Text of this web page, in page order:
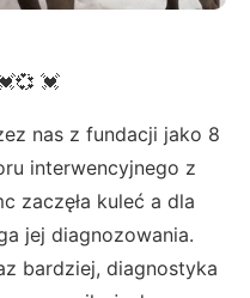
💓
nas z fundacji jako 8
interwencyjnego z
zaczęła kuleć a dla
jej diagnozowania.
bardziej, diagnostyka